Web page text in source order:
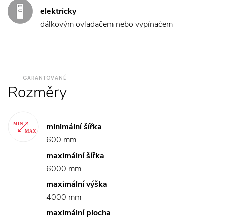
elektricky
dálkovým ovladačem nebo vypínačem
GARANTOVANÉ
Rozměry
minimální šířka
600 mm
maximální šířka
6000 mm
maximální výška
4000 mm
maximální plocha